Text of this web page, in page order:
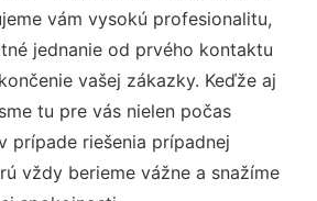
vám vysokú profesionalitu,
jednanie od prvého kontaktu
vašej zákazky. Keďže aj
tu pre vás nielen počas
prípade riešenia prípadnej
vždy berieme vážne a snažíme